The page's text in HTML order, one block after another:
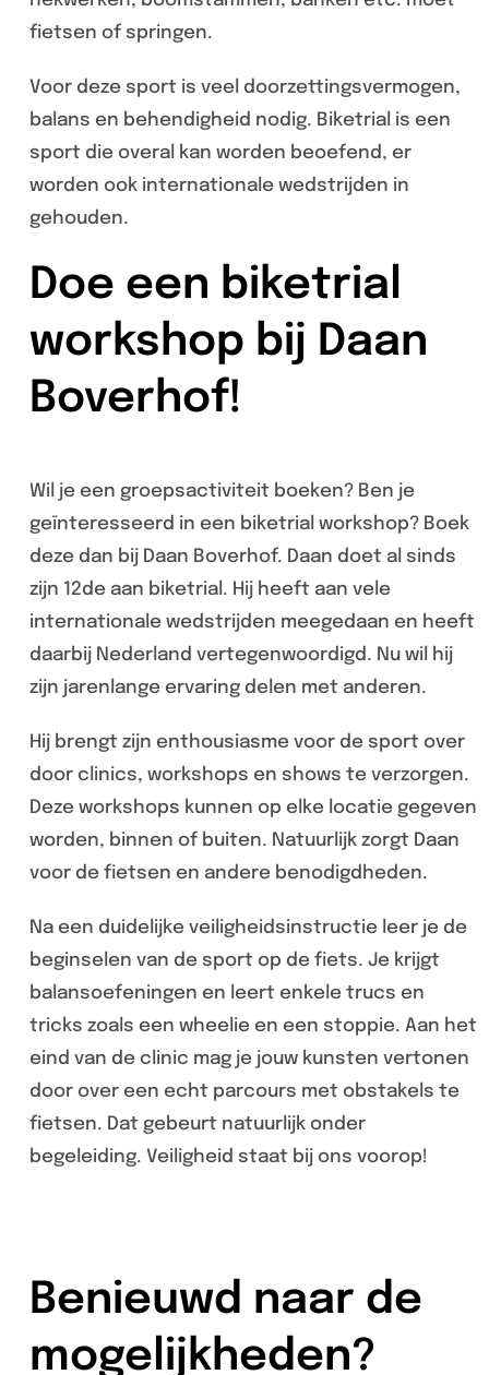
fietsen of springen.
Voor deze sport is veel doorzettingsvermogen,
balans en behendigheid nodig. Biketrial is een
sport die overal kan worden beoefend, er
worden ook internationale wedstrijden in
gehouden.
Doe een biketrial
workshop bij Daan
Boverhof!
Wil je een groepsactiviteit boeken? Ben je
geïnteresseerd in een biketrial workshop? Boek
deze dan bij Daan Boverhof. Daan doet al sinds
zijn 12de aan biketrial. Hij heeft aan vele
internationale wedstrijden meegedaan en heeft
daarbij Nederland vertegenwoordigd. Nu wil hij
zijn jarenlange ervaring delen met anderen.
Hij brengt zijn enthousiasme voor de sport over
door clinics, workshops en shows te verzorgen.
Deze workshops kunnen op elke locatie gegeven
worden, binnen of buiten. Natuurlijk zorgt Daan
voor de fietsen en andere benodigdheden.
Na een duidelijke veiligheidsinstructie leer je de
beginselen van de sport op de fiets. Je krijgt
balansoefeningen en leert enkele trucs en
tricks zoals een wheelie en een stoppie. Aan het
eind van de clinic mag je jouw kunsten vertonen
door over een echt parcours met obstakels te
fietsen. Dat gebeurt natuurlijk onder
begeleiding. Veiligheid staat bij ons voorop!
Benieuwd naar de
mogelijkheden?